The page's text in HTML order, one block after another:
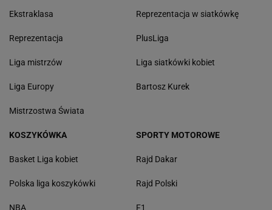
Ekstraklasa
Reprezentacja
Liga mistrzów
Liga Europy
Mistrzostwa Świata
Reprezentacja w siatkówkę
PlusLiga
Liga siatkówki kobiet
Bartosz Kurek
KOSZYKÓWKA
Basket Liga kobiet
Polska liga koszykówki
NBA
SPORTY MOTOROWE
Rajd Dakar
Rajd Polski
F1